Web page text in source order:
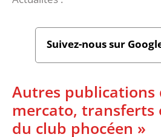
Suivez-nous sur
Autres publications
mercato, transferts
du club phocéen »